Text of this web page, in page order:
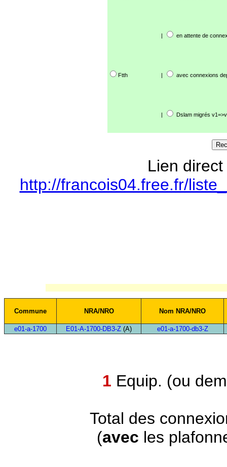
| en attente de
Ftth | avec connexions
| Dslam migrés
Lien
http://francois04.free.fr/
Commune NRA/NRO Nom NRA/NRO
e01-a-1700 E01-A-1700-DB3-Z (A) e01-a-1700-db3-Z
1 Equip. (ou
Total des
(avec les